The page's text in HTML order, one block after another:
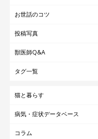
避難できる場所がなかった
お世話のコツ
投稿写真
獣医師Q&A
タグ一覧
猫と暮らす
病気・症状データベース
コラム